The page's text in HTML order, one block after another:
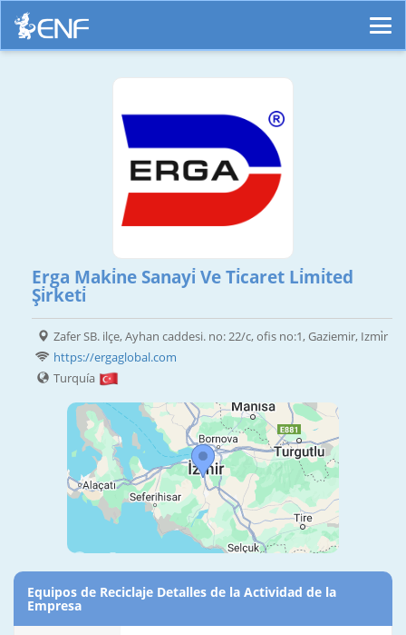
Erga Maki̇ne Sanayi̇ Ve Ti̇caret Li̇mi̇ted
Şi̇rketi̇
Zafer SB. ilçe, Ayhan caddesi. no: 22/c, ofis no:1, Gaziemir, Izmi̇r
https://ergaglobal.com
Turquía
Equipos de Reciclaje Detalles de la Actividad de la
Empresa